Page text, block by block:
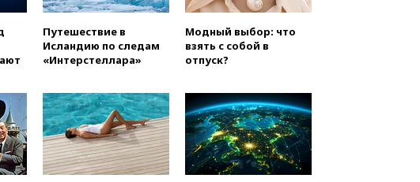
нейтральный статус
фигуристкам Валиевой и
Трусовой
впервые совершил
официальный визит в Сербию
вчера, 19:19Россиянка
погибла во Французских
Альпах
Путешествие в
Исландию по следам
«Интерстеллара»
Модный выбор: что
взять с собой в
отпуск?